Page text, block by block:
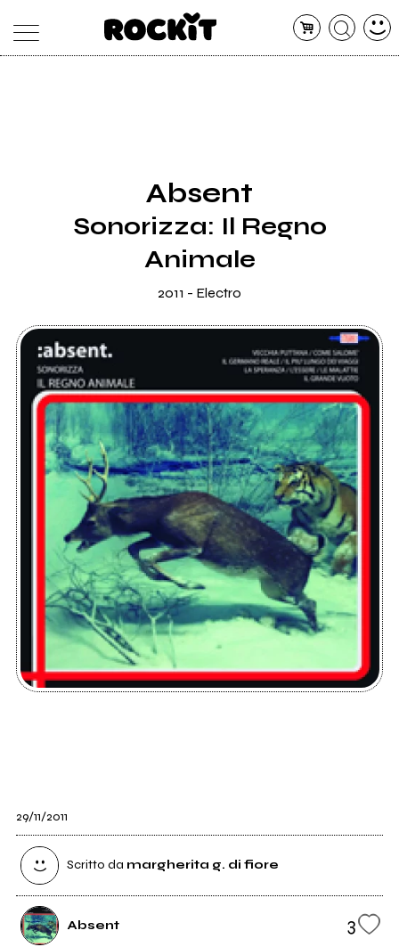
RADIO
Absent
Sonorizza: Il Regno
Animale
2011 - Electro
29/11/2011
Scritto da margherita g. di fiore
Absent 3